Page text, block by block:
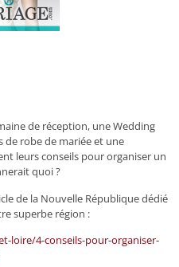
de réception, une Wedding
de robe de mariée et une
leurs conseils pour organiser un
quoi ?
de la Nouvelle République dédié
superbe région :
loire/4-conseils-pour-organiser-